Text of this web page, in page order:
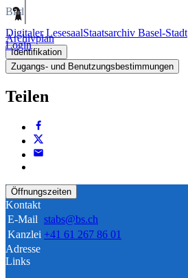
Digitaler LesesaalStaatsarchiv Basel-Stadt
Login
Bild
Archivplan
Identifikation
Zugangs- und Benutzungsbestimmungen
Teilen
Öffnungszeiten
Kontakt
E-Mail stabs@bs.ch
Kanzlei +41 61 267 86 01
Adresse
Links